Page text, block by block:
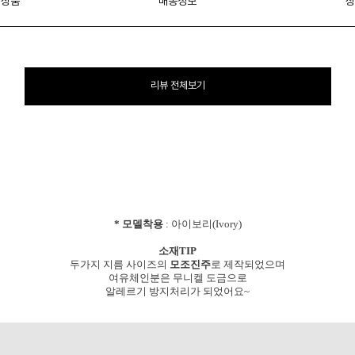
리뷰 전체보기
* 모델착용: 아이보리(Ivory)
소재TIP
두가지 지름 사이즈의 모조진주로 제작되었으며
여유체인분은 무니켈 도금으로
알레르기 방지처리가 되었어요~